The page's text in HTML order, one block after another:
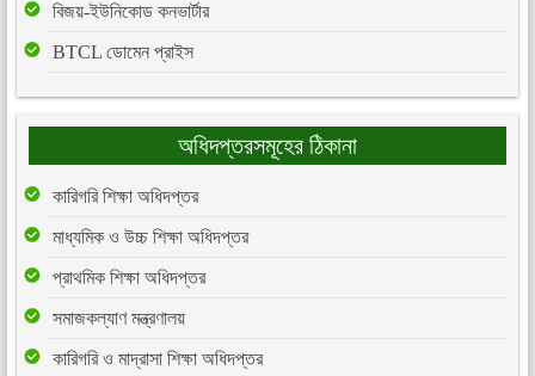
বিজয়-ইউনিকোড কনভার্টার
BTCL ডোমেন প্রাইস
অধিদপ্তরসমূহের ঠিকানা
কারিগরি শিক্ষা অধিদপ্তর
মাধ্যমিক ও উচ্চ শিক্ষা অধিদপ্তর
প্রাথমিক শিক্ষা অধিদপ্তর
সমাজকল্যাণ মন্ত্রণালয়
কারিগরি ও মাদ্রাসা শিক্ষা অধিদপ্তর